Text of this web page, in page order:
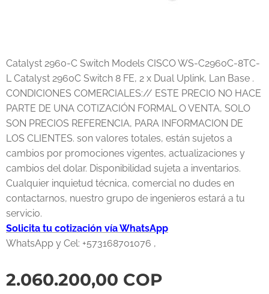
Catalyst 2960-C Switch Models CISCO WS-C2960C-8TC-
L Catalyst 2960C Switch 8 FE, 2 x Dual Uplink, Lan Base .
CONDICIONES COMERCIALES:// ESTE PRECIO NO HACE
PARTE DE UNA COTIZACIÓN FORMAL O VENTA, SOLO
SON PRECIOS REFERENCIA, PARA INFORMACION DE
LOS CLIENTES. son valores totales, están sujetos a
cambios por promociones vigentes, actualizaciones y
cambios del dolar. Disponibilidad sujeta a inventarios.
Cualquier inquietud técnica, comercial no dudes en
contactarnos, nuestro grupo de ingenieros estará a tu
servicio.
Solicita tu cotización vía WhatsApp
WhatsApp y Cel: +573168701076 ,
2.060.200,00 COP